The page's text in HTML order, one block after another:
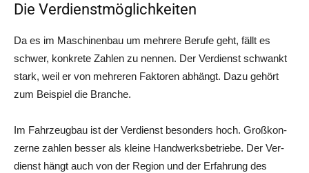
Die Verdienstmöglichkeiten
Da es im Maschi­nen­bau um meh­re­re Beru­fe geht, fällt es
schwer, kon­kre­te Zah­len zu nen­nen. Der Ver­dienst schwankt
stark, weil er von meh­re­ren Fak­to­ren abhängt. Dazu gehört
zum Bei­spiel die Branche.
Im Fahr­zeug­bau ist der Ver­dienst beson­ders hoch. Groß­kon­
zer­ne zah­len bes­ser als klei­ne Hand­werks­be­trie­be. Der Ver­
dienst hängt auch von der Regi­on und der Erfah­rung des